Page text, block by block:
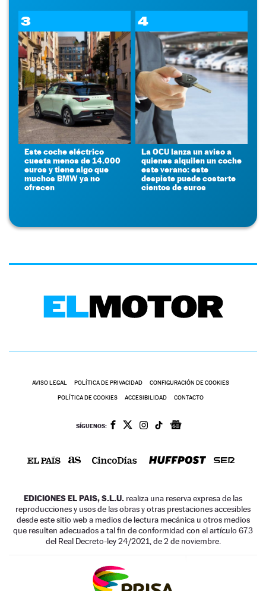
3
Este coche eléctrico
cuesta menos de 14.000
euros y tiene algo que
muchos BMW ya no
ofrecen
4
La OCU lanza un aviso a
quienes alquilen un coche
este verano: este
despiste puede costarte
cientos de euros
AVISO LEGAL POLÍTICA DE PRIVACIDAD CONFIGURACIÓN DE COOKIES
POLÍTICA DE COOKIES ACCESIBILIDAD CONTACTO
SÍGUENOS:
EDICIONES EL PAIS, S.L.U. realiza una reserva expresa de las
reproducciones y usos de las obras y otras prestaciones accesibles
desde este sitio web a medios de lectura mecánica u otros medios
que resulten adecuados a tal fin de conformidad con el artículo 67.3
del Real Decreto-ley 24/2021, de 2 de noviembre.